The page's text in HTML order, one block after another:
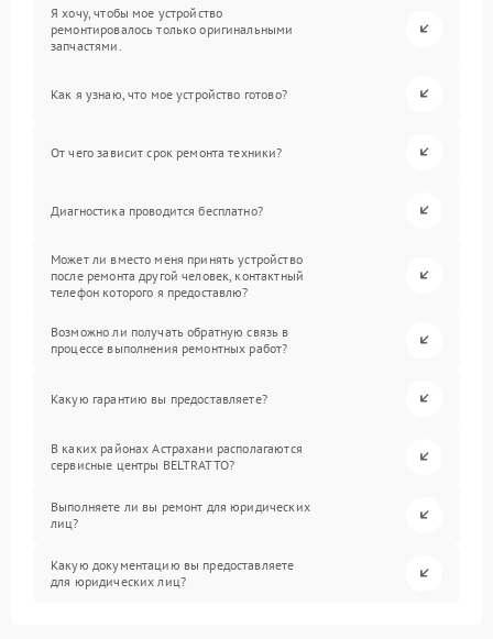
Я хочу, чтобы мое устройство
ремонтировалось только оригинальными
запчастями.
Как я узнаю, что мое устройство готово?
От чего зависит срок ремонта техники?
Диагностика проводится бесплатно?
Может ли вместо меня принять устройство
после ремонта другой человек, контактный
телефон которого я предоставлю?
Возможно ли получать обратную связь в
процессе выполнения ремонтных работ?
Какую гарантию вы предоставляете?
В каких районах Астрахани располагаются
сервисные центры BELTRATTO?
Выполняете ли вы ремонт для юридических
лиц?
Какую документацию вы предоставляете
для юридических лиц?